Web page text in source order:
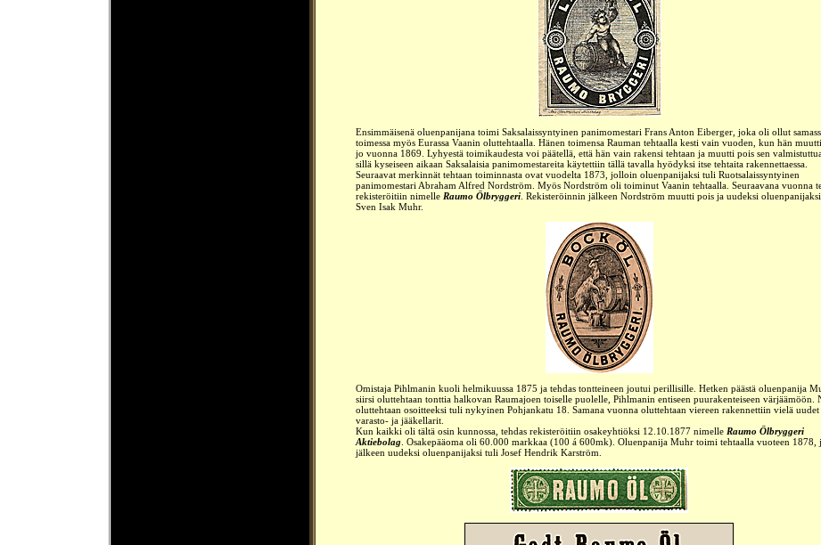
Ensimmäisenä oluenpanijana toimi Saksalaissyntyinen panimomestari Frans Anton Eiberger, joka oli ollut
toimessa myös Eurassa Vaanin oluttehtaalla. Hänen toimensa Rauman tehtaalla kesti vain vuoden, kun hän
jo vuonna 1869. Lyhyestä toimikaudesta voi päätellä, että hän vain rakensi tehtaan ja muutti pois sen
sillä kyseiseen aikaan Saksalaisia panimomestareita käytettiin tällä tavalla hyödyksi itse tehtaita rakennettaessa.
Seuraavat merkinnät tehtaan toiminnasta ovat vuodelta 1873, jolloin oluenpanijaksi tuli Ruotsalaissyntyinen
panimomestari Abraham Alfred Nordström. Myös Nordström oli toiminut Vaanin tehtaalla. Seuraavana vuonna
rekisteröitiin nimelle Raumo Ölbryggeri . Rekisteröinnin jälkeen Nordström muutti pois ja uudeksi
Sven Isak Muhr.
Omistaja Pihlmanin kuoli helmikuussa 1875 ja tehdas tontteineen joutui perillisille. Hetken päästä oluenpanija
siirsi oluttehtaan tonttia halkovan Raumajoen toiselle puolelle, Pihlmanin entiseen puurakenteiseen värjäämöön.
oluttehtaan osoitteeksi tuli nykyinen Pohjankatu 18. Samana vuonna oluttehtaan viereen rakennettiin vielä uudet
varasto- ja jääkellarit.
Kun kaikki oli tältä osin kunnossa, tehdas rekisteröitiin osakeyhtiöksi 12.10.1877 nimelle Raumo Ölbryggeri
Aktiebolag . Osakepääoma oli 60.000 markkaa (100 á 600mk). Oluenpanija Muhr toimi tehtaalla vuoteen 1878,
jälkeen uudeksi oluenpanijaksi tuli Josef Hendrik Karström.